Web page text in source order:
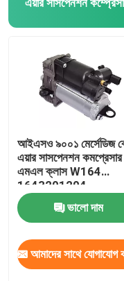
আইএসও ৯০০১ মের্সেডিজ
এয়ার সাসপেনশন
এমএল ক্লাস W164
1643201204
ভালো দাম
আমাদের সাথে